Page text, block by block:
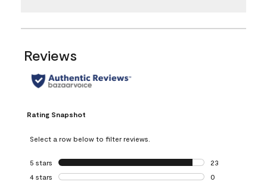
Reviews
Rating Snapshot
Select a row below to filter reviews.
5 stars stars
23
23 reviews with
4 stars stars
0